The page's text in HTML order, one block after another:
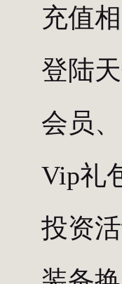
充值
登陆
会员
Vip礼
投资